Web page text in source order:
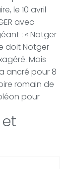
le 10 avril
avec
: « Notger
doit Notger
Mais
ancré pour 8
romain de
pour